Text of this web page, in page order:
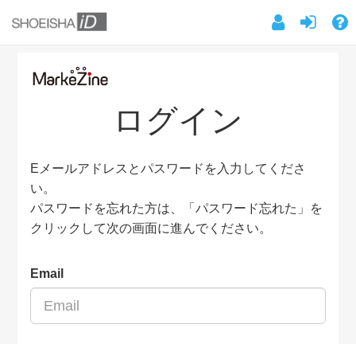
ログイン
Eメールアドレスとパスワードを入力してくださ
い。
パスワードを忘れた方は、「パスワード忘れた」を
クリックして次の画面に進んでください。
Email